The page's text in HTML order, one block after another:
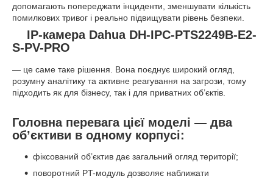
допомагають попереджати інциденти, зменшувати кількість
помилкових тривог і реально підвищувати рівень безпеки.
IP-камера Dahua DH-IPC-PTS2249B-E2-
S-PV-PRO
— це саме таке рішення. Вона поєднує широкий огляд,
розумну аналітику та активне реагування на загрози, тому
підходить як для бізнесу, так і для приватних об’єктів.
Головна перевага цієї моделі — два
об’єктиви в одному корпусі:
фіксований об’єктив дає загальний огляд території;
поворотний PT-модуль дозволяє наближати